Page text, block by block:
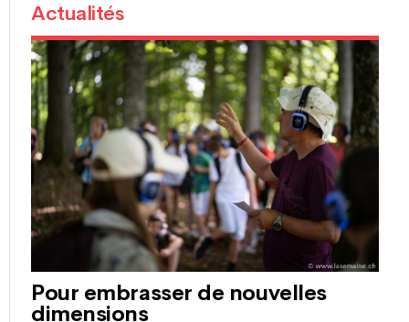
Actualités
Pour embrasser de nouvelles
dimensions